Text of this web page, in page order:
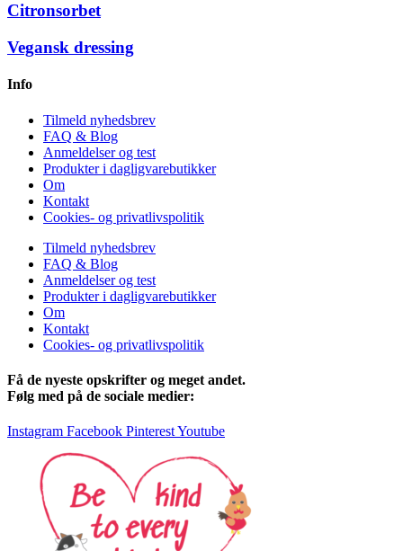
Citronsorbet
Vegansk dressing
Info
Tilmeld nyhedsbrev
FAQ & Blog
Anmeldelser og test
Produkter i dagligvarebutikker
Om
Kontakt
Cookies- og privatlivspolitik
Tilmeld nyhedsbrev
FAQ & Blog
Anmeldelser og test
Produkter i dagligvarebutikker
Om
Kontakt
Cookies- og privatlivspolitik
Få de nyeste opskrifter og meget andet.
Følg med på de sociale medier:
Instagram Facebook PinterestYoutube